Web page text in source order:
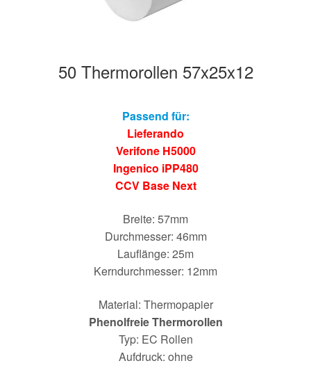
50 Thermorollen 57x25x12
Passend für:
Lieferando
Verifone H5000
Ingenico iPP480
CCV Base Next
Breite: 57mm
Durchmesser: 46mm
Lauflänge: 25m
Kerndurchmesser: 12mm
Material: Thermopapier
Phenolfreie Thermorollen
Typ: EC Rollen
Aufdruck: ohne